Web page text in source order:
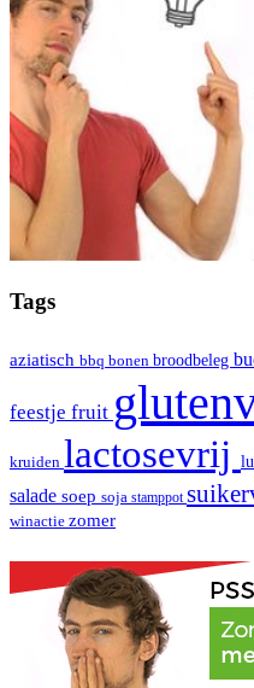
Tags
aziatisch bbq bonen broodbeleg
feestje fruit
kruiden lactosevrij
salade soep soja stamppot
winactie zomer